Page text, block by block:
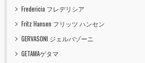
Fredericia フレデリシア
Fritz Hansen フリッツ ハンセン
GERVASONI ジェルバゾーニ
GETAMAゲタマ